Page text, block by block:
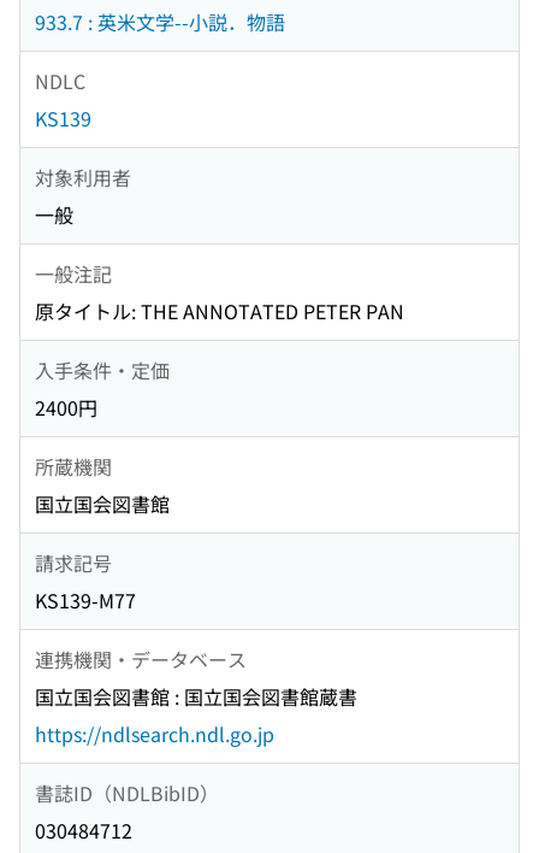
933.7 : 英米文学--小説．物語
NDLC
KS139
対象利用者
一般
一般注記
原タイトル: THE ANNOTATED PETER PAN
入手条件・定価
2400円
所蔵機関
国立国会図書館
請求記号
KS139-M77
連携機関・データベース
国立国会図書館 : 国立国会図書館蔵書
https://ndlsearch.ndl.go.jp
書誌ID（NDLBibID）
030484712